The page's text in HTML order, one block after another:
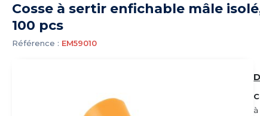
Cosse à sertir enfichable mâle
100 pcs
Référence : EM59010
à